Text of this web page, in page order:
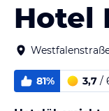
Hotel
81% 3,7 /